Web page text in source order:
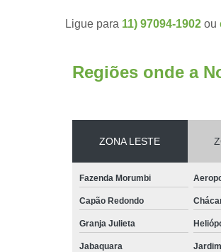
Ligue para 11) 97094-1902 ou
Regiões onde a
ZONA LESTE
Fazenda Morumbi
Capão Redondo
Granja Julieta
Jabaquara